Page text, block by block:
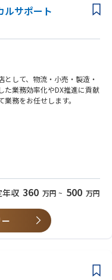
ンペーン等の開催と展開（サ
のヒアリングとフォローア
ら、トラブルシューティン
ン（Chromebook）、デス
ルサポート
して、物流・小売・製造・
た業務効率化やDX推進に貢献
務をお任せします。
ルの提案、PoC・デモ同行
トセールス）
存顧客のフォローおよび新
年収 360 万円 ~ 500 万円